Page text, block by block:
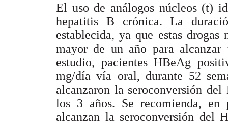
El uso de análogos núcleos (t)
hepatitis B crónica. La
establecida, ya que estas
mayor de un año para alcanzar
estudio, pacientes HBeAg
mg/día vía oral, durante 52
alcanzaron la seroconversión
los 3 años. Se recomienda, en
alcanzan la seroconversión del